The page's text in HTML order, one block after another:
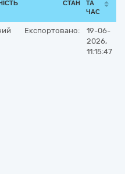
СТАН
ТА
ЧАС
Експортовано:
19-06-
2026,
11:15:47